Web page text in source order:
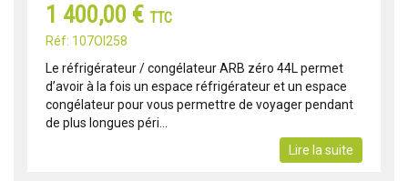
1 400,00 € TTC
Réf: 107OI258
Le réfrigérateur / congélateur ARB zéro 44L permet
d’avoir à la fois un espace réfrigérateur et un espace
congélateur pour vous permettre de voyager pendant
de plus longues péri...
Lire la suite